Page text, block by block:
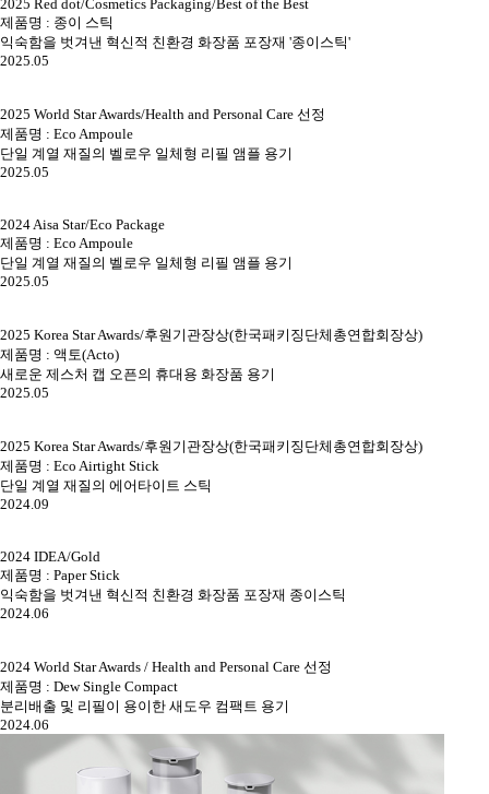
2025 Red dot/Cosmetics Packaging/Best of the Best
제품명 : 종이 스틱
익숙함을 벗겨낸 혁신적 친환경 화장품 포장재 '종이스틱'
2025.05
2025 World Star Awards/Health and Personal Care 선정
제품명 : Eco Ampoule
단일 계열 재질의 벨로우 일체형 리필 앰플 용기
2025.05
2024 Aisa Star/Eco Package
제품명 : Eco Ampoule
단일 계열 재질의 벨로우 일체형 리필 앰플 용기
2025.05
2025 Korea Star Awards/후원기관장상(한국패키징단체총연합회장상)
제품명 : 액토(Acto)
새로운 제스처 캡 오픈의 휴대용 화장품 용기
2025.05
2025 Korea Star Awards/후원기관장상(한국패키징단체총연합회장상)
제품명 : Eco Airtight Stick
단일 계열 재질의 에어타이트 스틱
2024.09
2024 IDEA/Gold
제품명 : Paper Stick
익숙함을 벗겨낸 혁신적 친환경 화장품 포장재 종이스틱
2024.06
2024 World Star Awards / Health and Personal Care 선정
제품명 : Dew Single Compact
분리배출 및 리필이 용이한 새도우 컴팩트 용기
2024.06